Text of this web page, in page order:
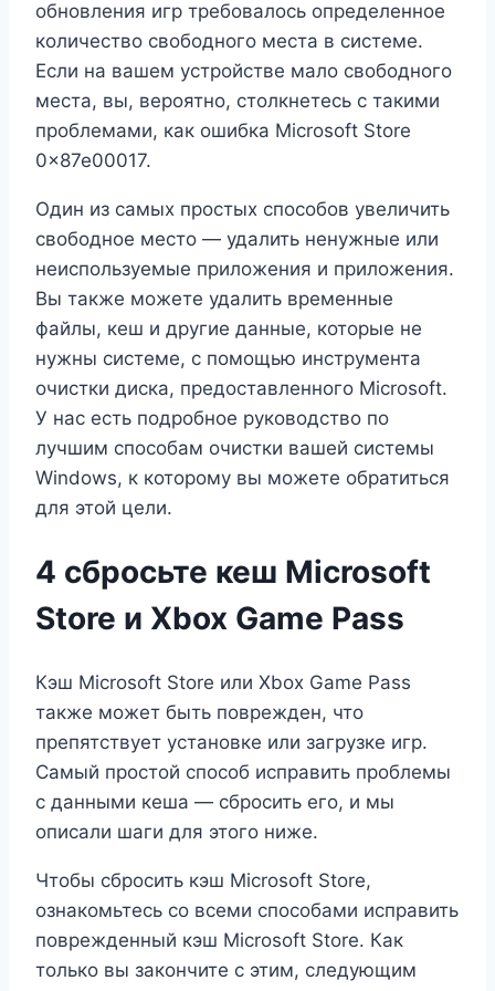
обновления игр требовалось определенное
количество свободного места в системе.
Если на вашем устройстве мало свободного
места, вы, вероятно, столкнетесь с такими
проблемами, как ошибка Microsoft Store
0x87e00017.
Один из самых простых способов увеличить
свободное место — удалить ненужные или
неиспользуемые приложения и приложения.
Вы также можете удалить временные
файлы, кеш и другие данные, которые не
нужны системе, с помощью инструмента
очистки диска, предоставленного Microsoft.
У нас есть подробное руководство по
лучшим способам очистки вашей системы
Windows, к которому вы можете обратиться
для этой цели.
4 сбросьте кеш Microsoft
Store и Xbox Game Pass
Кэш Microsoft Store или Xbox Game Pass
также может быть поврежден, что
препятствует установке или загрузке игр.
Самый простой способ исправить проблемы
с данными кеша — сбросить его, и мы
описали шаги для этого ниже.
Чтобы сбросить кэш Microsoft Store,
ознакомьтесь со всеми способами исправить
поврежденный кэш Microsoft Store. Как
только вы закончите с этим, следующим